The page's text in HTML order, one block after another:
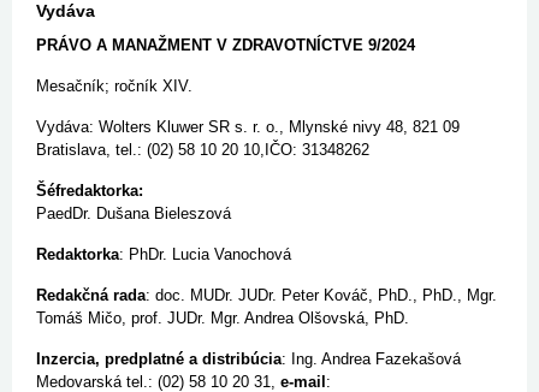
Vydáva
PRÁVO A MANAŽMENT V ZDRAVOTNÍCTVE 9/2024
Mesačník; ročník XIV.
Vydáva: Wolters Kluwer SR s. r. o., Mlynské nivy 48, 821 09
Bratislava, tel.: (02) 58 10 20 10,IČO: 31348262
Šéfredaktorka:
PaedDr. Dušana Bieleszová
Redaktorka: PhDr. Lucia Vanochová
Redakčná rada: doc. MUDr. JUDr. Peter Kováč, PhD., PhD., Mgr.
Tomáš Mičo, prof. JUDr. Mgr. Andrea Olšovská, PhD.
Inzercia, predplatné a distribúcia: Ing. Andrea Fazekašová
Medovarská tel.: (02) 58 10 20 31, e-mail :